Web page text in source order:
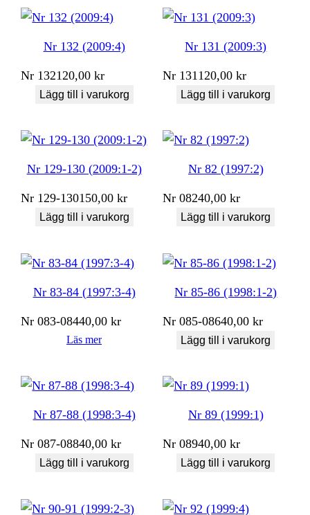
senaste
Nr 132 (2009:4)
Nr 132120,00kr
Lägg till i varukorg
Nr 131 (2009:3)
Nr 131 120,00kr
Lägg till i varukorg
Nr 129-130 (2009:1-2)
Nr 129-130150,00kr
Lägg till i varukorg
Nr 82 (1997:2)
Nr 08240,00kr
Lägg till i varukorg
Nr 83-84 (1997:3-4)
Nr 083-08440,00kr
Läs mer
Nr 85-86 (1998:1-2)
Nr 085-08640,00kr
Lägg till i varukorg
Nr 87-88 (1998:3-4)
Nr 087-08840,00kr
Lägg till i varukorg
Nr 89 (1999:1)
Nr 08940,00kr
Lägg till i varukorg